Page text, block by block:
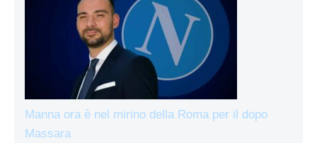
Manna ora è nel mirino della Roma per il dopo
Massara